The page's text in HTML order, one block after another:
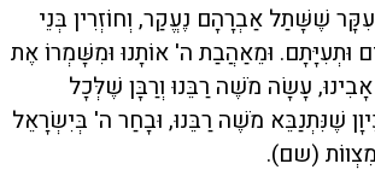
שֶׁשָּׁתַל אַבְרָהָם נֶעֱקַר, וְחוֹזְרִין בְּנֵי
וּתְעִיָּתָם. וּמֵאַהֲבַת ה' אוֹתָנוּ וּמִשָּׁמְרוֹ אֶת
עָשָׂה מֹשֶׁה רַבֵּנוּ וְרַבָּן שֶׁלְּכָל
שֶׁנִּתְנַבֵּא מֹשֶׁה רַבֵּנוּ, וּבָחַר ה' בְּיִשְׂרָאֵל
(שם).